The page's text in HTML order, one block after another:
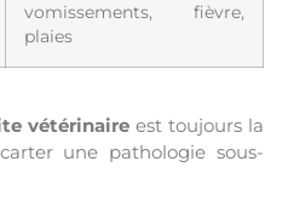
vomissements, fièvre,
plaies
vétérinaireest toujours la
une pathologie sous-